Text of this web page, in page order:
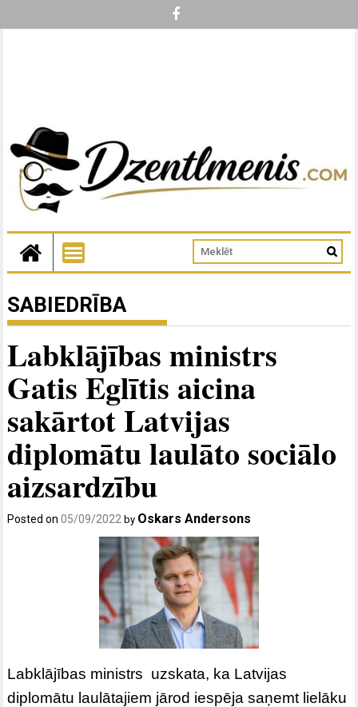
SABIEDRĪBA
Labklājības ministrs
Gatis Eglītis aicina
sakārtot Latvijas
diplomātu laulāto sociālo
aizsardzību
Posted on05/09/2022 by Oskars Andersons
Labklājības ministrs uzskata, ka Latvijas
diplomātu laulātajiem jārod iespēja saņemt lielāku